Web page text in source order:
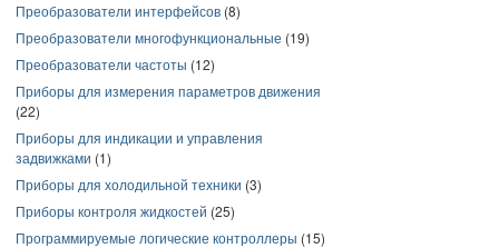
Преобразователи интерфейсов (8)
Преобразователи многофункциональные (19)
Преобразователи частоты (12)
Приборы для измерения параметров движения
(22)
Приборы для индикации и управления
задвижками (1)
Приборы для холодильной техники (3)
Приборы контроля жидкостей (25)
Программируемые логические контроллеры (15)